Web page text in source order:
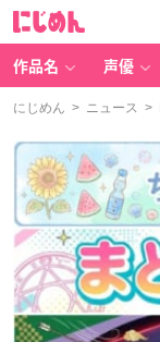
作品名 声優
にじめん > ニュース >